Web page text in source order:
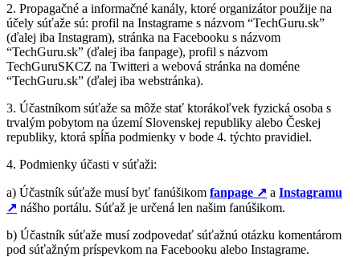
2. Propagačné a informačné kanály, ktoré organizátor použije na
účely súťaže sú: profil na Instagrame s názvom “TechGuru.sk”
(ďalej iba Instagram), stránka na Facebooku s názvom
“TechGuru.sk” (ďalej iba fanpage), profil s názvom
TechGuruSKCZ na Twitteri a webová stránka na doméne
“TechGuru.sk” (ďalej iba webstránka).
3. Účastníkom súťaže sa môže stať ktorákoľvek fyzická osoba s
trvalým pobytom na území Slovenskej republiky alebo Českej
republiky, ktorá spĺňa podmienky v bode 4. týchto pravidiel.
4. Podmienky účasti v súťaži:
a) Účastník súťaže musí byť fanúšikom fanpage ↗ a Instagramu
↗ nášho portálu. Súťaž je určená len našim fanúšikom.
b) Účastník súťaže musí zodpovedať súťažnú otázku komentárom
pod súťažným príspevkom na Facebooku alebo Instagrame.